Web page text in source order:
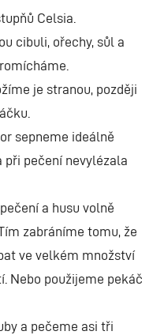
Celsia.
cibuli, ořechy, sůl a
je stranou, později
sepneme ideálně
při pečení nevylézala
a husu volně
zabráníme tomu, že
ve velkém množství
Nebo použijeme pekáč
a pečeme asi tři